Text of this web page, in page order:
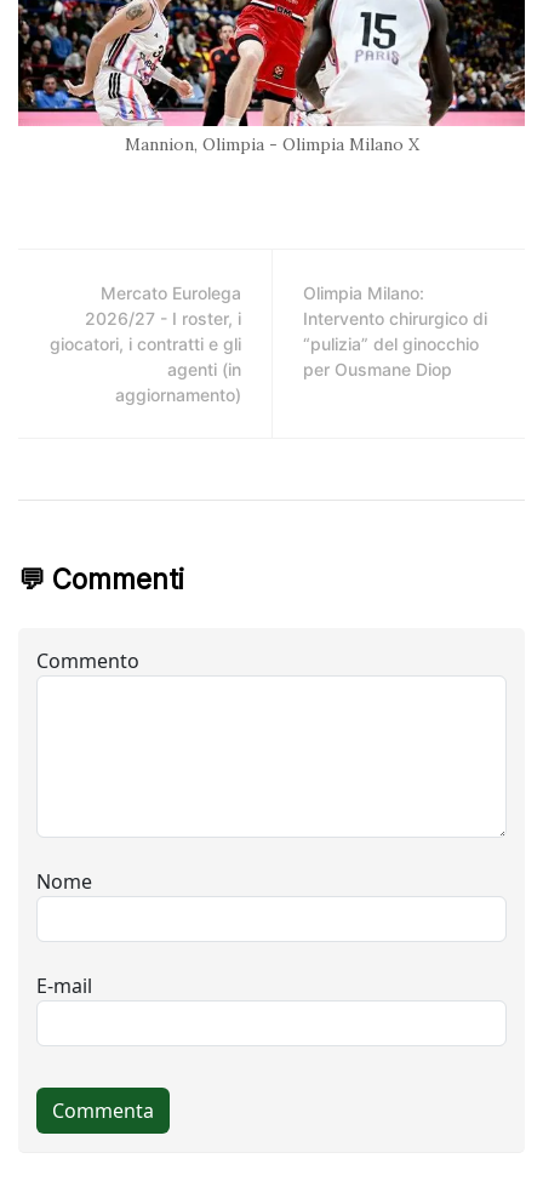
Mannion, Olimpia - Olimpia Milano X
Mercato Eurolega
2026/27 - I roster, i
giocatori, i contratti e gli
agenti (in
aggiornamento)
Olimpia Milano:
Intervento chirurgico di
“pulizia” del ginocchio
per Ousmane Diop
💬 Commenti